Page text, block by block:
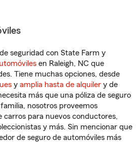
seguridad con State Farm y
en Raleigh, NC que
Tiene muchas opciones, desde
y amplia hasta de alquiler y de
más que una póliza de seguro
nosotros proveemos
carros para nuevos conductores,
y más. Sin mencionar que
de seguro de automóviles más